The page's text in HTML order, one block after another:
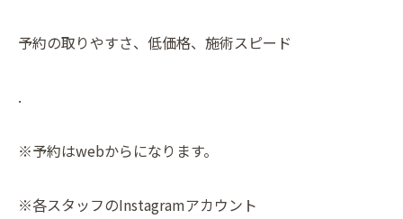
予約の取りやすさ、低価格、施術スピード
.
※予約はwebからになります。
※各スタッフのInstagramアカウント